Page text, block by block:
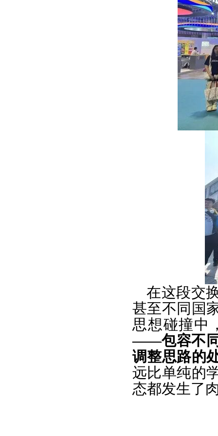
在这段交
甚至不同国
思想碰撞中
——包容不同
调整思路的
远比单纯的
态都发生了